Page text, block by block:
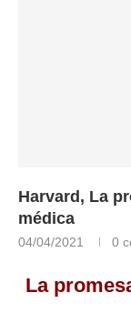
Harvard, La
médica
04/04/2021 0
La